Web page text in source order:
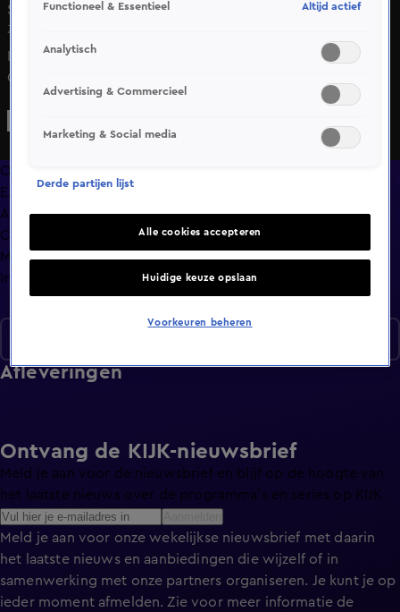
Seizoen 1, aflevering 6
Za 23 mei, 08:30
Kijk naar de kwalificatie van de NASCAR Euro Series op
Circuit Paul Ricard en zie wie de beste startposities
verovert voor de races in Frankrijk!
Overzicht
Exclusief
Afleveringen
Clips
Meer zoals dit
Info
Afleveringen
Ontvang de KIJK-nieuwsbrief
Meld je aan voor de nieuwsbrief en blijf op de hoogte van
het laatste nieuws over de programma’s en series op KIJK.
Meld je aan voor onze wekelijkse nieuwsbrief met daarin
het laatste nieuws en aanbiedingen die wijzelf of in
samenwerking met onze partners organiseren. Je kunt je op
ieder moment afmelden. Zie voor meer informatie de
Functioneel & Essentieel Altijd actief
Analytisch
Advertising & Commercieel
Marketing & Social media
Derde partijen lijst
Alle cookies accepteren
Huidige keuze opslaan
Voorkeuren beheren